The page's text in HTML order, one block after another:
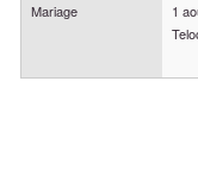
Mariage
1